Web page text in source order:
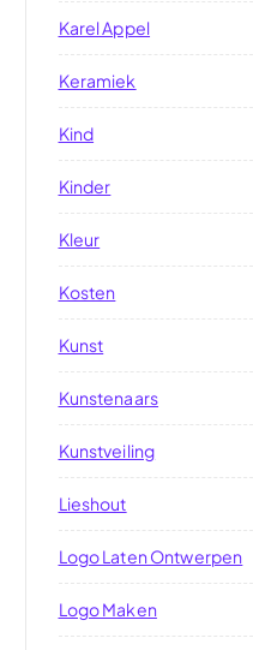
Karel Appel
Keramiek
Kind
Kinder
Kleur
Kosten
Kunst
Kunstenaars
Kunstveiling
Lieshout
Logo Laten Ontwerpen
Logo Maken